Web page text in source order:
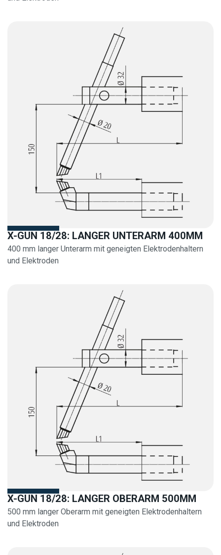
X-GUN 18/28: LANGER UNTERARM 400MM
400 mm langer Unterarm mit geneigten Elektrodenhaltern
und Elektroden
X-GUN 18/28: LANGER OBERARM 500MM
500 mm langer Oberarm mit geneigten Elektrodenhaltern
und Elektroden